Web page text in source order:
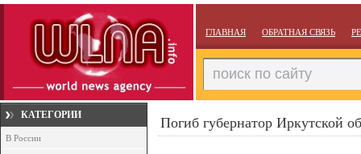
ГЛАВНАЯ ОБРАТНАЯ СВЯЗЬ
КАТЕГОРИИ
В России
Погиб губернатор Иркутской